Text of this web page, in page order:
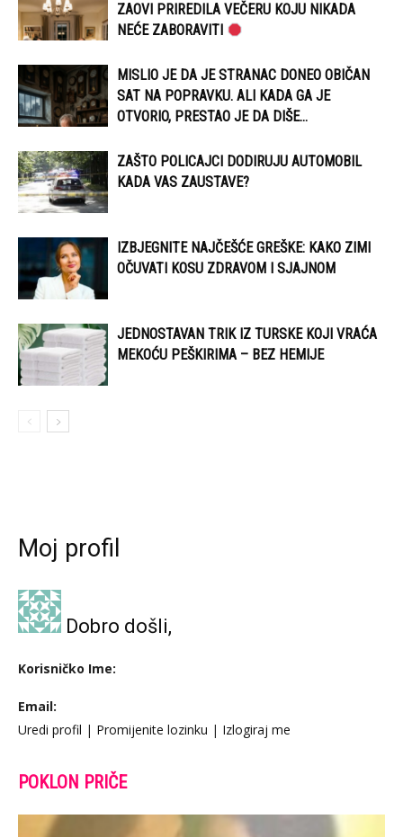
ZAOVI PRIREDILA VEČERU KOJU NIKADA
NEĆE ZABORAVITI
MISLIO JE DA JE STRANAC DONEO OBIČAN
SAT NA POPRAVKU. ALI KADA GA JE
OTVORIO, PRESTAO JE DA DIŠE…
ZAŠTO POLICAJCI DODIRUJU AUTOMOBIL
KADA VAS ZAUSTAVE?
IZBJEGNITE NAJČEŠĆE GREŠKE: KAKO ZIMI
OČUVATI KOSU ZDRAVOM I SJAJNOM
JEDNOSTAVAN TRIK IZ TURSKE KOJI VRAĆA
MEKOĆU PEŠKIRIMA – BEZ HEMIJE
Moj profil
Dobro došli,
Korisničko Ime:
Email:
Uredi profil | Promijenite lozinku | Izlogiraj me
POKLON PRIČE